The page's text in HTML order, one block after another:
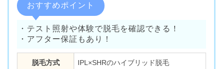
おすすめポイント
・テスト照射や体験で脱毛を確認できる！
・アフター保証もあり！
脱毛方式 IPL×SHRのハイブリッド脱毛